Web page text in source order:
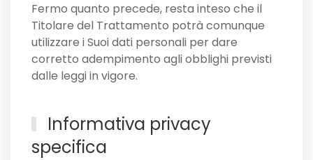
Fermo quanto precede, resta inteso che il
Titolare del Trattamento potrà comunque
utilizzare i Suoi dati personali per dare
corretto adempimento agli obblighi previsti
dalle leggi in vigore.
Informativa privacy
specifica